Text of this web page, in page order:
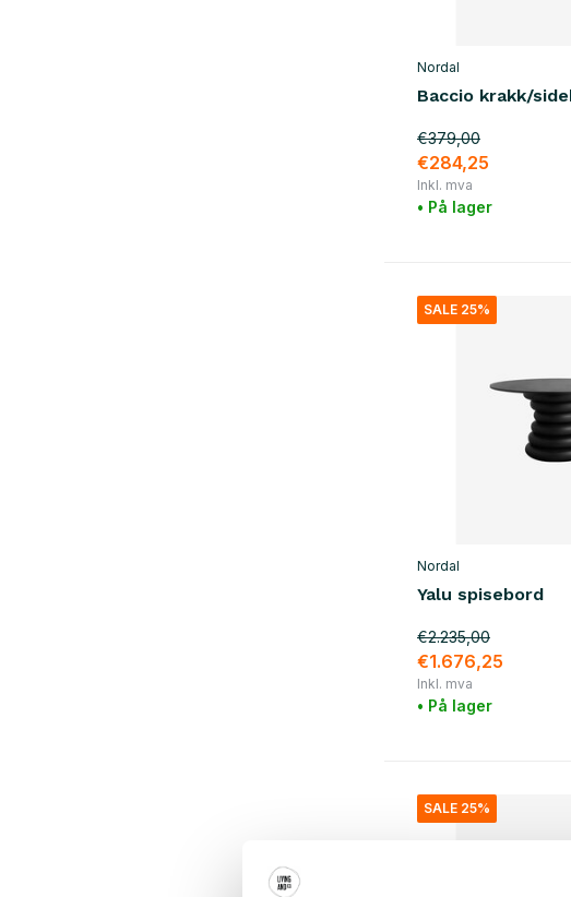
Nordal
Baccio krakk/
€379,00
€284,25
Inkl. mva
• På lager
SALE 25%
Nordal
Yalu spisebord
€2.235,00
€1.676,25
Inkl. mva
• På lager
SALE 25%